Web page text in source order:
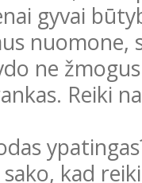
gyvai
ne
Reiki
kad